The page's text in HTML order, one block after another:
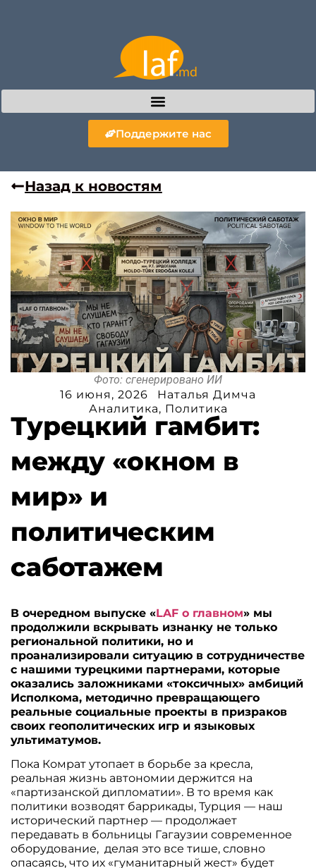
Поддержите нас
Назад к новостям
Фото: сгенерировано ИИ
16 июня, 2026
Наталья Димча
Аналитика, Политика
Турецкий гамбит:
между «окном в
мир» и
политическим
саботажем
В очередном выпуске «LAF о главном» мы
продолжили вскрывать изнанку не только
региональной политики, но и
проанализировали ситуацию в сотрудничестве
с нашими турецкими партнерами, которые
оказались заложниками «токсичных» амбиций
Исполкома, методично превращающего
реальные социальные проекты в призраков
своих геополитических игр и языковых
ультиматумов.
Пока Комрат утопает в борьбе за кресла,
реальная жизнь автономии держится на
«партизанской дипломатии». В то время как
политики возводят баррикады, Турция — наш
исторический партнер — продолжает
передавать в больницы Гагаузии современное
оборудование, делая это все тише, словно
опасаясь, что их «гуманитарный жест» будет